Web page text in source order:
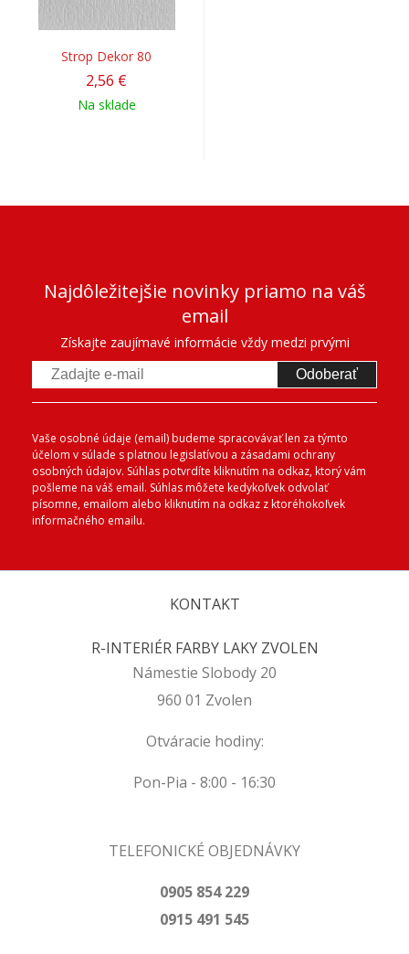
Strop Dekor 80
2,56 €
Na sklade
Najdôležitejšie novinky priamo na váš
email
Získajte zaujímavé informácie vždy medzi prvými
Odoberať
Vaše osobné údaje (email) budeme spracovávať len za týmto
účelom v súlade s platnou legislatívou a zásadami ochrany
osobných údajov. Súhlas potvrdíte kliknutím na odkaz, ktorý vám
pošleme na váš email. Súhlas môžete kedykoľvek odvolať
písomne, emailom alebo kliknutím na odkaz z ktoréhokoľvek
informačného emailu.
KONTAKT
R-INTERIÉR FARBY LAKY ZVOLEN
Námestie Slobody 20
960 01 Zvolen
Otváracie hodiny:
Pon-Pia - 8:00 - 16:30
TELEFONICKÉ OBJEDNÁVKY
0905 854 229
0915 491 545